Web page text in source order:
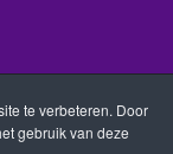
te verbeteren. Door
gebruik van deze